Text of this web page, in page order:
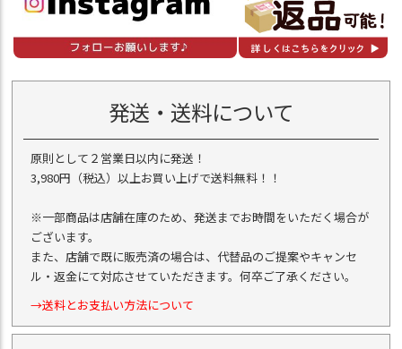
発送・送料について
原則として２営業日以内に発送！
3,980円（税込）以上お買い上げで送料無料！！
※一部商品は店舗在庫のため、発送までお時間をいただく場合が
ございます。
また、店舗で既に販売済の場合は、代替品のご提案やキャンセ
ル・返金にて対応させていただきます。何卒ご了承ください。
→送料とお支払い方法について